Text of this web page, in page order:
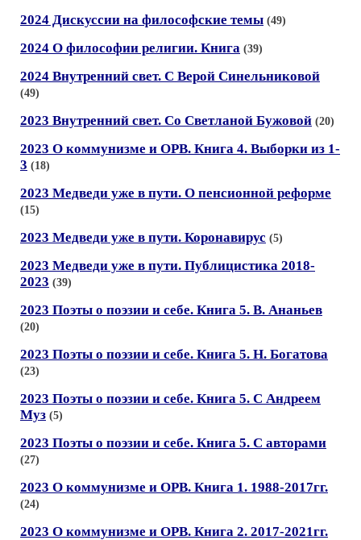
2024 Дискуссии на философские темы (49)
2024 О философии религии. Книга (39)
2024 Внутренний свет. С Верой Синельниковой
(49)
2023 Внутренний свет. Со Светланой Бужовой (20)
2023 О коммунизме и ОРВ. Книга 4. Выборки из 1-
3 (18)
2023 Медведи уже в пути. О пенсионной реформе
(15)
2023 Медведи уже в пути. Коронавирус (5)
2023 Медведи уже в пути. Публицистика 2018-
2023 (39)
2023 Поэты о поэзии и себе. Книга 5. В. Ананьев
(20)
2023 Поэты о поэзии и себе. Книга 5. Н. Богатова
(23)
2023 Поэты о поэзии и себе. Книга 5. С Андреем
Муз (5)
2023 Поэты о поэзии и себе. Книга 5. С авторами
(27)
2023 О коммунизме и ОРВ. Книга 1. 1988-2017гг.
(24)
2023 О коммунизме и ОРВ. Книга 2. 2017-2021гг.